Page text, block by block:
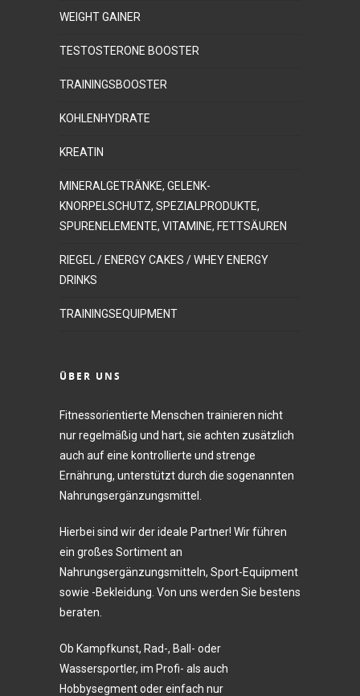
WEIGHT GAINER
TESTOSTERONE BOOSTER
TRAININGSBOOSTER
KOHLENHYDRATE
KREATIN
MINERALGETRÄNKE, GELENK-
KNORPELSCHUTZ, SPEZIALPRODUKTE,
SPURENELEMENTE, VITAMINE, FETTSÄUREN
RIEGEL / ENERGY CAKES / WHEY ENERGY
DRINKS
TRAININGSEQUIPMENT
ÜBER UNS
Fitnessorientierte Menschen trainieren nicht
nur regelmäßig und hart, sie achten zusätzlich
auch auf eine kontrollierte und strenge
Ernährung, unterstützt durch die sogenannten
Nahrungsergänzungsmittel.
Hierbei sind wir der ideale Partner! Wir führen
ein großes Sortiment an
Nahrungsergänzungsmitteln, Sport-Equipment
sowie -Bekleidung. Von uns werden Sie bestens
beraten.
Ob Kampfkunst, Rad-, Ball- oder
Wassersportler, im Profi- als auch
Hobbysegment oder einfach nur